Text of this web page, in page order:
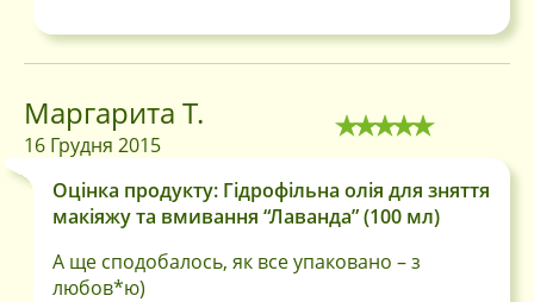
Маргарита Т.
16 Грудня 2015
Оцінка продукту: Гідрофільна олія для зняття
макіяжу та вмивання “Лаванда” (100 мл)
А ще сподобалось, як все упаковано – з
любов*ю)